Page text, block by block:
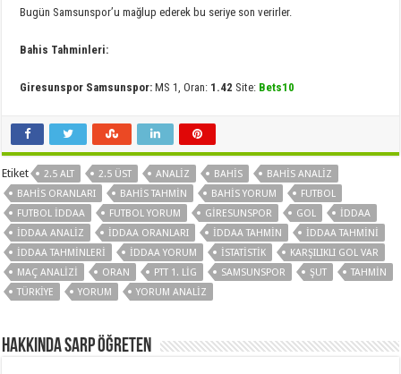
Bugün Samsunspor’u mağlup ederek bu seriye son verirler.
Bahis Tahminleri:
Giresunspor Samsunspor: MS 1, Oran: 1.42 Site: Bets10
Etiket 2.5 ALT 2.5 ÜST ANALIZ BAHIS
BAHIS ANALIZ
BAHIS ORANLARI
BAHIS TAHMIN BAHIS YORUM
FUTBOL
FUTBOL IDDAA
FUTBOL YORUM GIRESUNSPOR GOL
IDDAA
IDDAA ANALIZ
IDDAA ORANLARI IDDAA TAHMIN
IDDAA TAHMINI
IDDAA TAHMINLERI
IDDAA YORUM ISTATISTIK
KARŞILIKLI GOL VAR
MAÇ ANALIZI
ORAN PTT 1. LIG SAMSUNSPOR ŞUT
TAHMIN
TÜRKIYE
YORUM YORUM ANALIZ
Hakkında Sarp Öğreten